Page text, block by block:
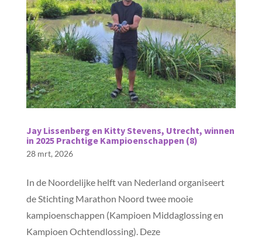
Jay Lissenberg en Kitty Stevens, Utrecht, winnen
in 2025 Prachtige Kampioenschappen (8)
28 mrt, 2026
In de Noordelijke helft van Nederland organiseert
de Stichting Marathon Noord twee mooie
kampioenschappen (Kampioen Middaglossing en
Kampioen Ochtendlossing). Deze